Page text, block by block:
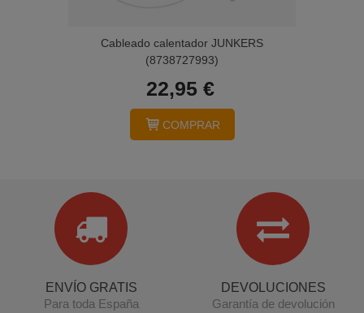
Cableado calentador JUNKERS
(8738727993)
22,95 €
COMPRAR
ENVÍO GRATIS
Para toda España
DEVOLUCIONES
Garantía de devolución